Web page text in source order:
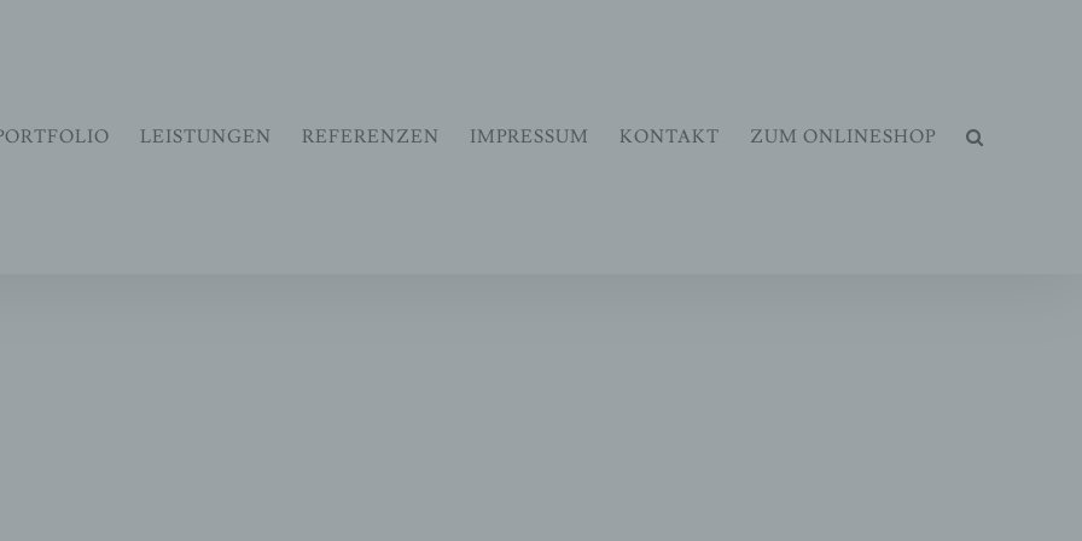
LEISTUNGEN REFERENZEN IMPRESSUM KONTAKT ZUM ONLINESHOP
zu verbessern. Mit der weiteren Verwendung stimmst du dem zu.